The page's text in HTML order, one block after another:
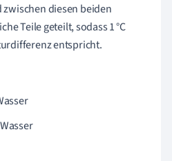
diesen beiden
Teile geteilt, sodass 1 °C
entspricht.